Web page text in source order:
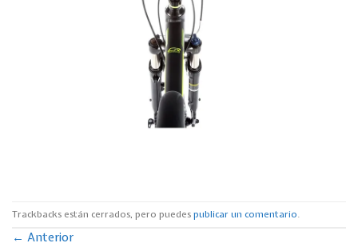
Trackbacks están cerrados, pero puedespublicar un comentario.
← Anterior